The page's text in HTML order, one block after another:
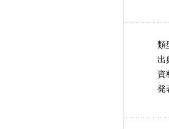
類
出
資
発